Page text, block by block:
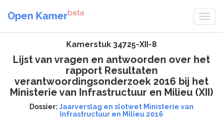
Open Kamerbeta
Kamerstuk 34725-XII-8
Lijst van vragen en antwoorden over het
rapport Resultaten
verantwoordingsonderzoek 2016 bij het
Ministerie van Infrastructuur en Milieu (XII)
Dossier: Jaarverslag en slotwet Ministerie van
Infrastructuur en Milieu 2016